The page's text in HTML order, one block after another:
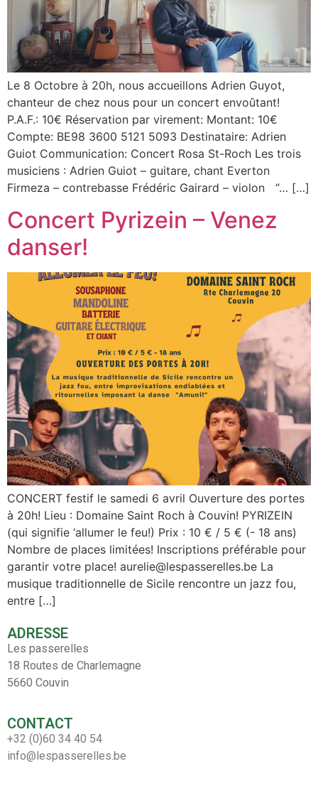
Le 8 Octobre à 20h, nous accueillons Adrien Guyot,
chanteur de chez nous pour un concert envoûtant!
P.A.F.: 10€ Réservation par virement: Montant: 10€
Compte: BE98 3600 5121 5093 Destinataire: Adrien
Guiot Communication: Concert Rosa St-Roch Les trois
musiciens : Adrien Guiot – guitare, chant Everton
Firmeza – contrebasse Frédéric Gairard – violon “… […]
Concert Pyrizein – Venez
danser!
CONCERT festif le samedi 6 avril Ouverture des portes
à 20h! Lieu : Domaine Saint Roch à Couvin! PYRIZEIN
(qui signifie ‘allumer le feu!) Prix : 10 € / 5 € (- 18 ans)
Nombre de places limitées! Inscriptions préférable pour
garantir votre place! aurelie@lespasserelles.be La
musique traditionnelle de Sicile rencontre un jazz fou,
entre […]
ADRESSE
Les passerelles
18 Routes de Charlemagne
5660 Couvin
CONTACT
+32 (0)60 34 40 54
info@lespasserelles.be